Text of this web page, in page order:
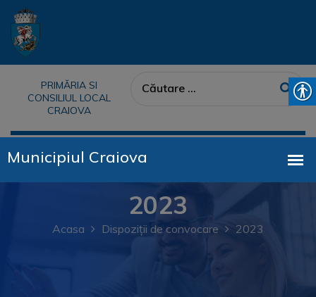
PRIMĂRIA SI
CONSILIUL LOCAL
CRAIOVA
2023
Acasa Dispoziții de convocare 2023